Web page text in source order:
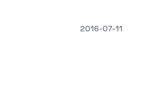
發文於
2016-07-11